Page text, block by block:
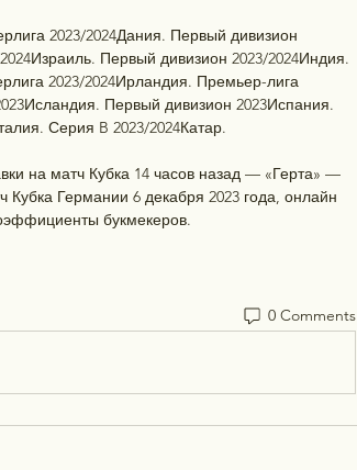
2023/2024Дания. Первый дивизион
Первый дивизион 2023/2024Индия.
2023/2024Ирландия. Премьер-лига
Первый дивизион 2023Испания.
Серия B 2023/2024Катар.
на матч Кубка 14 часов назад — «Герта» —
Кубка Германии 6 декабря 2023 года, онлайн
букмекеров.
0 Comments